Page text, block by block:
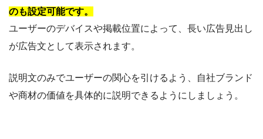
のも設定可能です。
ユーザーのデバイスや掲載位置によって、長い広告見出し
が広告文として表示されます。
説明文のみでユーザーの関心を引けるよう、自社ブランド
や商材の価値を具体的に説明できるようにしましょう。